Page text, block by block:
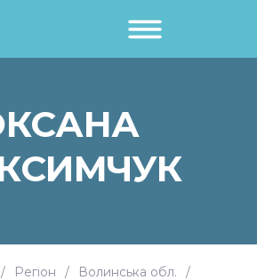
Регіон
Волинська обл.